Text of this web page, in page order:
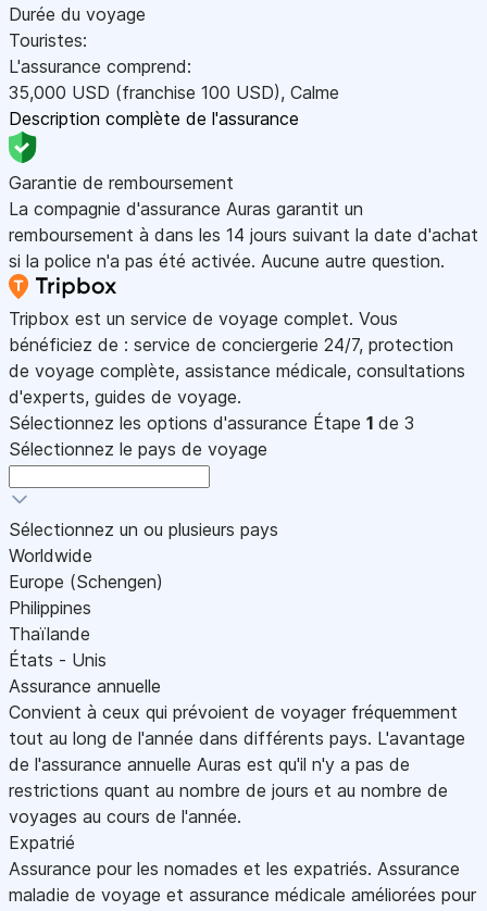
Durée du voyage
Touristes:
L'assurance comprend:
35,000 USD (franchise 100 USD), Calme
Description complète de l'assurance
Garantie de remboursement
La compagnie d'assurance Auras garantit un
remboursement à dans les 14 jours suivant la date d'achat
si la police n'a pas été activée. Aucune autre question.
Tripbox est un service de voyage complet. Vous
bénéficiez de : service de conciergerie 24/7, protection
de voyage complète, assistance médicale, consultations
d'experts, guides de voyage.
Sélectionnez les options d'assurance Étape 1 de 3
Sélectionnez le pays de voyage
Sélectionnez un ou plusieurs pays
Worldwide
Europe (Schengen)
Philippines
Thaïlande
États - Unis
Assurance annuelle
Convient à ceux qui prévoient de voyager fréquemment
tout au long de l'année dans différents pays. L'avantage
de l'assurance annuelle Auras est qu'il n'y a pas de
restrictions quant au nombre de jours et au nombre de
voyages au cours de l'année.
Expatrié
Assurance pour les nomades et les expatriés. Assurance
maladie de voyage et assurance médicale améliorées pour